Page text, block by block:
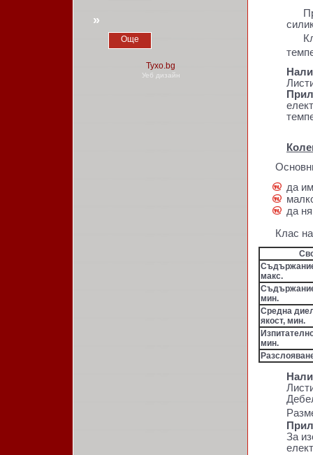
»
Още
Уеб дизайн
да
да
Клас на
макс.
мин.
Средна
якост, мин.
мин.
За